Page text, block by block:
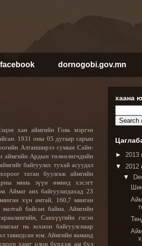
facebook dornogobi.gov.mn
хан аймгийн Говь мэргэн
1931 оны 05 дугаар сарын
Алтанширээсумын Сайн-
аймгийн Ардын төлөөлөгчдийн
байгуулах тухай асуудал
татан буулгаж аймгийн
минь зүүн өмнөд хэсэгт
Аймаг анх байгуулагдахад 23
хүн амтай, 160,7 мянган
байсан байна. Аймгийн
Санхүүгийн гэсэн
нь зохион байгуулснаар
тавигдсан юм. Аймгийн яаманд
оор хамт олон бүрдэж ам бүл
хаана
► 2013
▼ 2012
▼